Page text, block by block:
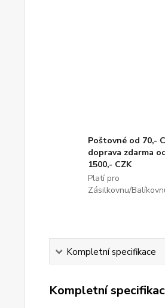
Poštovné od 70,-
doprava zdarma
1500,- CZK
Platí pro
Zásilkovnu/
Kompletní specifikace
Kompletní